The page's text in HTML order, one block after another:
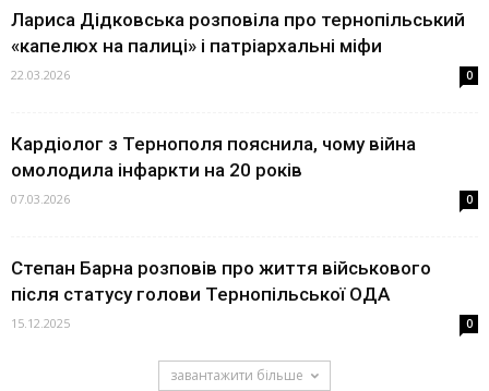
Лариса Дідковська розповіла про тернопільський
«капелюх на палиці» і патріархальні міфи
22.03.2026 0
Кардіолог з Тернополя пояснила, чому війна
омолодила інфаркти на 20 років
07.03.2026 0
Степан Барна розповів про життя військового
після статусу голови Тернопільської ОДА
15.12.2025 0
завантажити більше